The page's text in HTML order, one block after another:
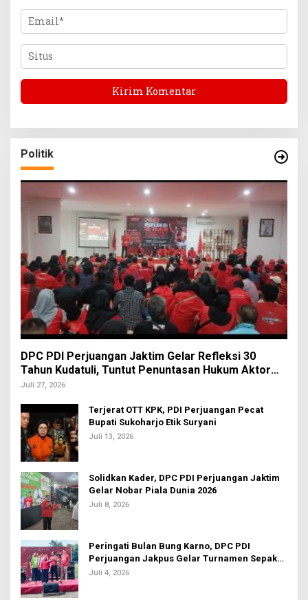
Politik
DPC PDI Perjuangan Jaktim Gelar Refleksi 30
Tahun Kudatuli, Tuntut Penuntasan Hukum Aktor
Intelektual
Juli 27, 2026
Terjerat OTT KPK, PDI Perjuangan Pecat
Bupati Sukoharjo Etik Suryani
Juli 13, 2026
Solidkan Kader, DPC PDI Perjuangan Jaktim
Gelar Nobar Piala Dunia 2026
Juli 8, 2026
Peringati Bulan Bung Karno, DPC PDI
Perjuangan Jakpus Gelar Turnamen Sepak
Bola U-20
Juli 4, 2026